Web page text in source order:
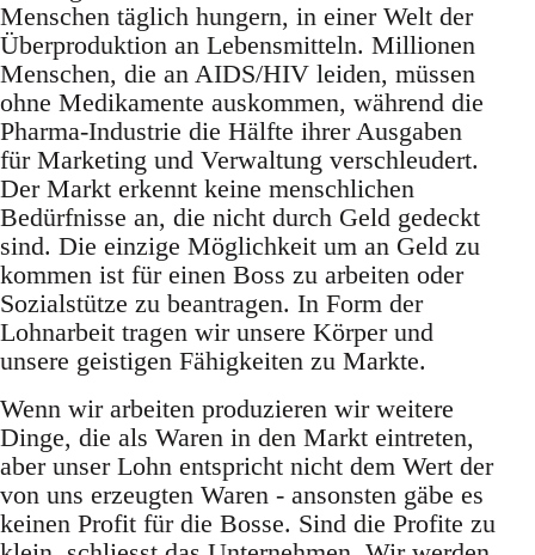
Menschen täglich hungern, in einer Welt der
Überproduktion an Lebensmitteln. Millionen
Menschen, die an AIDS/HIV leiden, müssen
ohne Medikamente auskommen, während die
Pharma-Industrie die Hälfte ihrer Ausgaben
für Marketing und Verwaltung verschleudert.
Der Markt erkennt keine menschlichen
Bedürfnisse an, die nicht durch Geld gedeckt
sind. Die einzige Möglichkeit um an Geld zu
kommen ist für einen Boss zu arbeiten oder
Sozialstütze zu beantragen. In Form der
Lohnarbeit tragen wir unsere Körper und
unsere geistigen Fähigkeiten zu Markte.
Wenn wir arbeiten produzieren wir weitere
Dinge, die als Waren in den Markt eintreten,
aber unser Lohn entspricht nicht dem Wert der
von uns erzeugten Waren - ansonsten gäbe es
keinen Profit für die Bosse. Sind die Profite zu